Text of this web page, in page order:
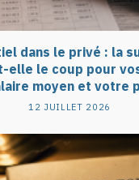
dans le privé : la
elle le coup pour
moyen et votre
12 JUILLET 2026